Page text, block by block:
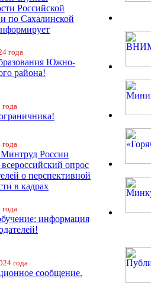
Российской
по Сахалинской
года
Южно-
района!
России
всероссийский опрос
о перспективной
в кадрах
информация
года
сообщение.